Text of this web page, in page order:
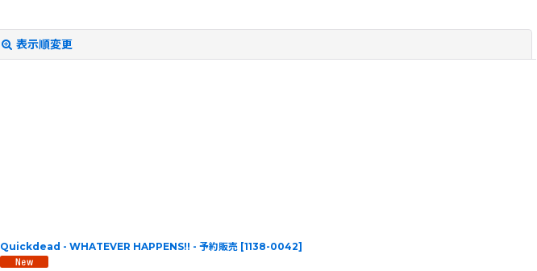
表示順変更
Quickdead - WHATEVER HAPPENS!! - 予約販売 [1138-0042]